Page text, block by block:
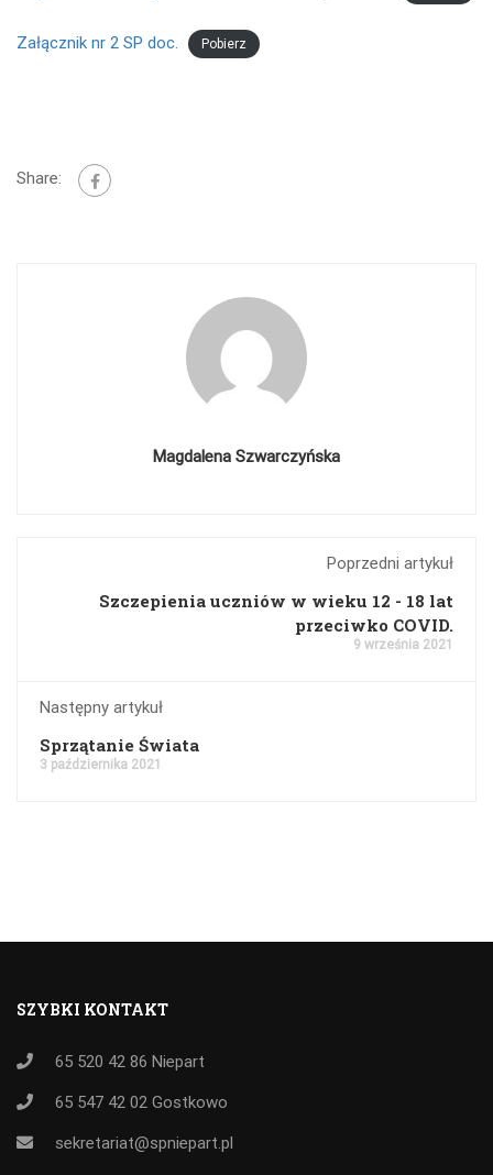
Załącznik nr 2 SP doc. Pobierz
Share:
Magdalena Szwarczyńska
Poprzedni artykuł
Szczepienia uczniów w wieku 12 - 18 lat
przeciwko COVID.
9 września 2021
Następny artykuł
Sprzątanie Świata
3 października 2021
SZYBKI KONTAKT
65 520 42 86 Niepart
65 547 42 02 Gostkowo
sekretariat@spniepart.pl